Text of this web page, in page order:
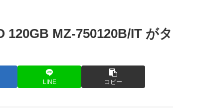
MZ-750120B/IT がタ
LINE コピー